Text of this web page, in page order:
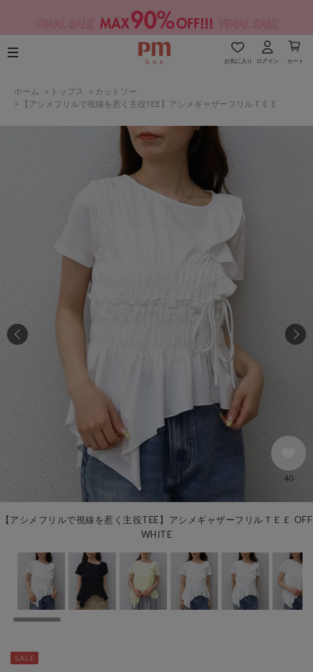
お気に入り ログイン カート
ホーム > トップス > カットソー
>
【アシメフリルで視線を惹く主役TEE】アシメギャザーフリルＴＥＥ
【アシメフリルで視線を惹く主役TEE】アシメギャザーフリルＴＥＥ OFF
WHITE
40